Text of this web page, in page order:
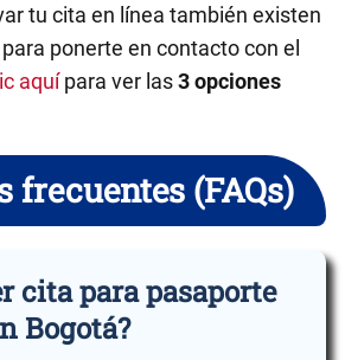
tu cita en línea también existen
ponerte en contacto con el
aquípara ver las3 opciones
frecuentes (FAQs)
cita para pasaporte
Bogotá?